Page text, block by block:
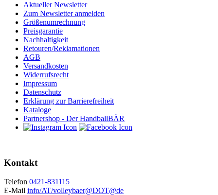
Aktueller Newsletter
Zum Newsletter anmelden
Größenumrechnung
Preisgarantie
Nachhaltigkeit
Retouren/Reklamationen
AGB
Versandkosten
Widerrufsrecht
Impressum
Datenschutz
Erklärung zur Barrierefreiheit
Kataloge
Partnershop - Der HandballBÄR
Kontakt
Telefon 0421-831115
E-Mail info/AT/volleybaer@DOT@de